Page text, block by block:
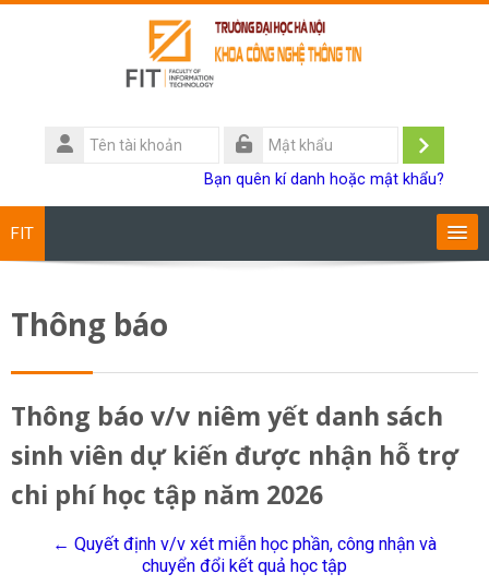
Tên
tài
Đăng
Bạn quên kí danh hoặc mật khẩu?
FIT
Giảng viên
Sinh viên
Research
Tiếng Việt
Tìm
kiếm
Thông báo
Thông báo v/v niêm yết danh sách
sinh viên dự kiến được nhận hỗ trợ
chi phí học tập năm 2026
← Quyết định v/v xét miễn học phần, công nhận và
chuyển đổi kết quả học tập